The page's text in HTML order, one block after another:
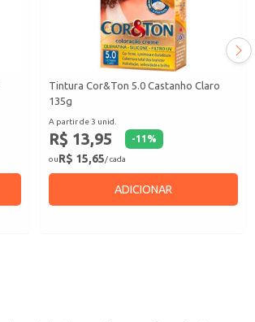
Tintura Cor&Ton 5.0 Castanho Claro
135g
A partir de 3 unid.
R$ 13,95 -11 %
ouR$ 15,65/ cada
ADICIONAR